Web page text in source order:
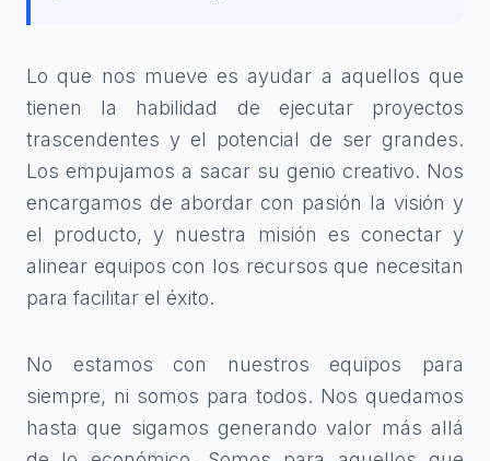
Lo que nos mueve es ayudar a aquellos que
tienen la habilidad de ejecutar proyectos
trascendentes y el potencial de ser grandes.
Los empujamos a sacar su genio creativo. Nos
encargamos de abordar con pasión la visión y
el producto, y nuestra misión es conectar y
alinear equipos con los recursos que necesitan
para facilitar el éxito.
No estamos con nuestros equipos para
siempre, ni somos para todos. Nos quedamos
hasta que sigamos generando valor más allá